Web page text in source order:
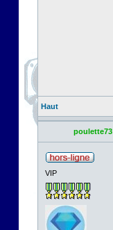
Haut
poulette73
VIP